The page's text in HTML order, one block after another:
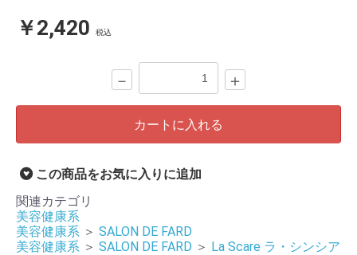
￥2,420 税込
－ ＋
カートに入れる
この商品をお気に入りに追加
関連カテゴリ
美容健康系
美容健康系 ＞ SALON DE FARD
美容健康系 ＞ SALON DE FARD ＞ La Scare ラ・シンシア